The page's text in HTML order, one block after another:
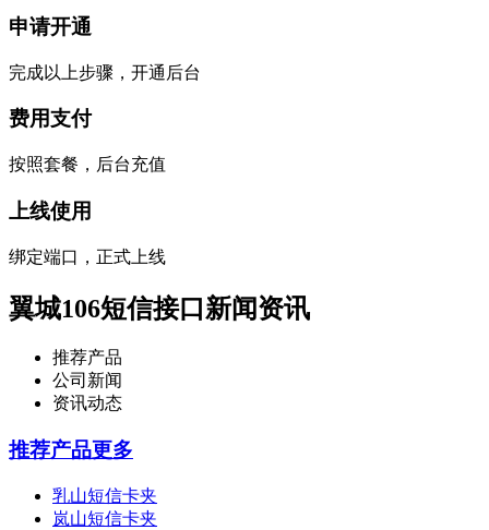
申请开通
完成以上步骤，开通后台
费用支付
按照套餐，后台充值
上线使用
绑定端口，正式上线
翼城106短信接口新闻资讯
推荐产品
公司新闻
资讯动态
推荐产品更多
乳山短信卡夹
岚山短信卡夹